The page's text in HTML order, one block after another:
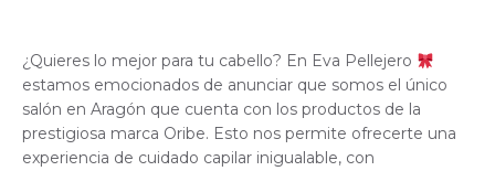
¿Quieres lo mejor para tu cabello? En Eva Pellejero
estamos emocionados de anunciar que somos el único
salón en Aragón que cuenta con los productos de la
prestigiosa marca Oribe. Esto nos permite ofrecerte una
experiencia de cuidado capilar inigualable, con